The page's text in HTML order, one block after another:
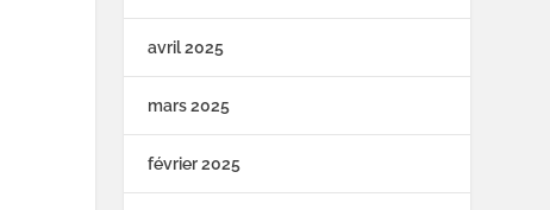
avril 2025
mars 2025
février 2025